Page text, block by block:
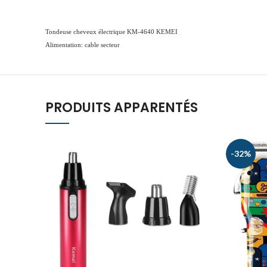
Tondeuse cheveux électrique KM-4640 KEMEI
Alimentation: cable secteur
PRODUITS APPARENTÉS
-32%